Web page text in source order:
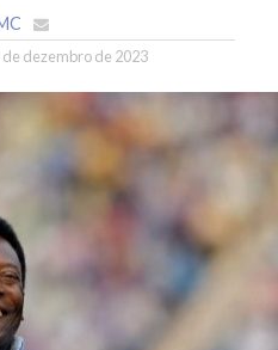
de dezembro de 2023